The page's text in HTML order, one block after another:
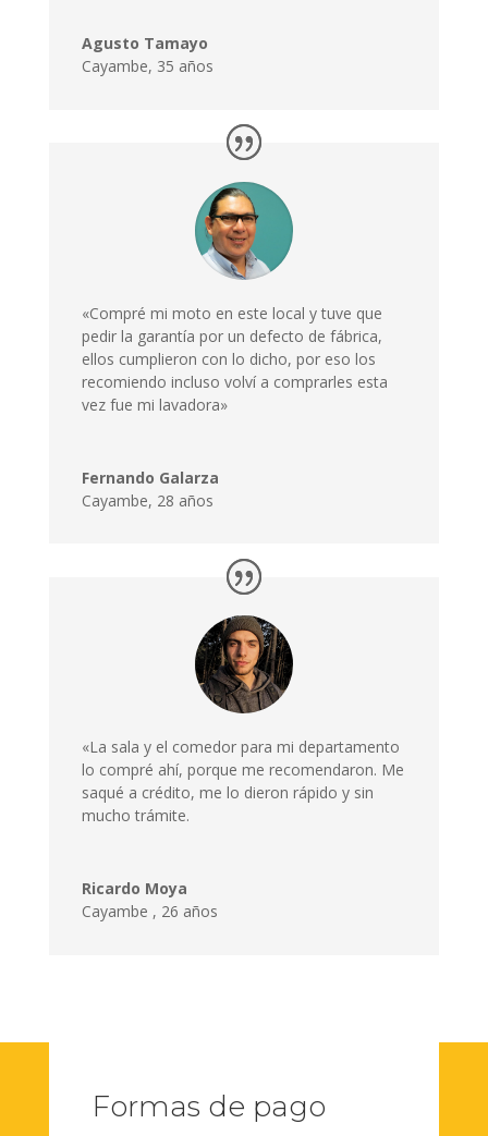
Agusto Tamayo
Cayambe, 35 años
«Compré mi moto en este local y tuve que
pedir la garantía por un defecto de fábrica,
ellos cumplieron con lo dicho, por eso los
recomiendo incluso volví a comprarles esta
vez fue mi lavadora»
Fernando Galarza
Cayambe, 28 años
«La sala y el comedor para mi departamento
lo compré ahí, porque me recomendaron. Me
saqué a crédito, me lo dieron rápido y sin
mucho trámite.
Ricardo Moya
Cayambe , 26 años
Formas de pago